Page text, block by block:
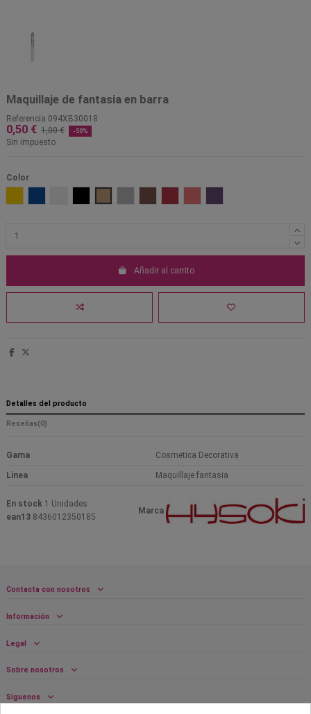
Maquillaje de fantasia en barra
Referencia 094XB30018
0,50 € 1,00 € -50%
Sin impuesto
Color
Añadir al carrito
Detalles del producto
Reseñas(0)
Gama Cosmetica Decorativa
Linea Maquillaje fantasia
Marca
En stock 1 Unidades
ean13 8436012350185
Contacta con nosotros
Información
Legal
Sobre nosotros
Síguenos